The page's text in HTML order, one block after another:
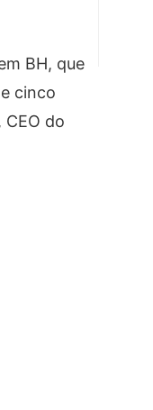
BH, que
cinco
do